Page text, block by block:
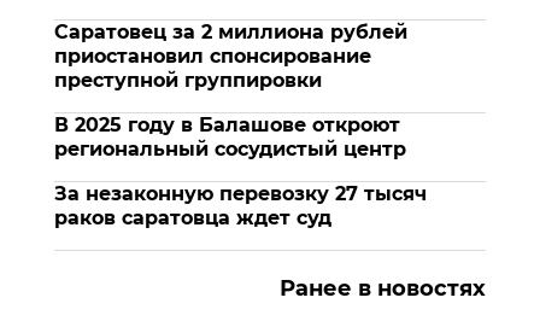
Саратовец за 2 миллиона рублей
приостановил спонсирование
преступной группировки
В 2025 году в Балашове откроют
региональный сосудистый центр
За незаконную перевозку 27 тысяч
раков саратовца ждет суд
Ранее в новостях